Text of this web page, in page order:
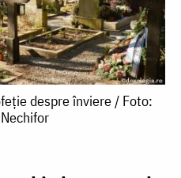
despre înviere / Foto: